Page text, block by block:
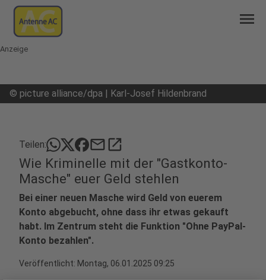
menu
Anzeige
© picture alliance/dpa | Karl-Josef Hildenbrand
Teilen: mailopen_in_new
Wie Kriminelle mit der "Gastkonto-
Masche" euer Geld stehlen
Bei einer neuen Masche wird Geld von euerem
Konto abgebucht, ohne dass ihr etwas gekauft
habt. Im Zentrum steht die Funktion "Ohne PayPal-
Konto bezahlen".
Veröffentlicht: Montag, 06.01.2025 09:25